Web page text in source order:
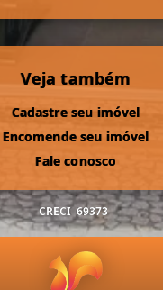
Veja também
Cadastre seu imóvel
Encomende seu imóvel
Fale conosco
CRECI 69373